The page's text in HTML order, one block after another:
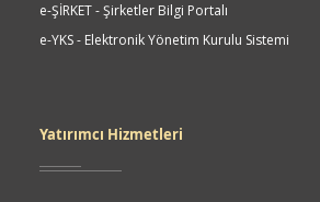
e-ŞİRKET - Şirketler Bilgi Portalı
e-YKS - Elektronik Yönetim Kurulu Sistemi
Yatırımcı Hizmetleri